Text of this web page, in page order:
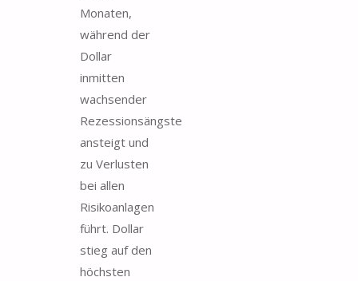
Monaten,
während der
Dollar
inmitten
wachsender
Rezessionsängste
ansteigt und
zu Verlusten
bei allen
Risikoanlagen
führt. Dollar
stieg auf den
höchsten